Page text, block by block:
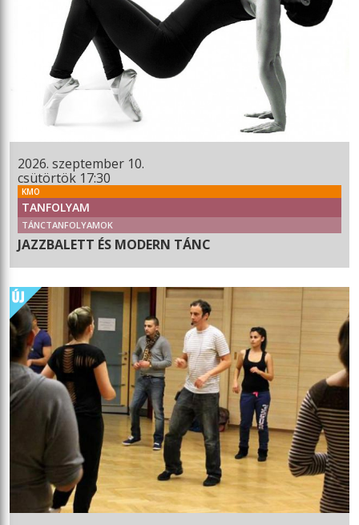
2026. szeptember 10.
csütörtök 17:30
KMO
TANFOLYAM
TÁNCTANFOLYAMOK
JAZZBALETT ÉS MODERN TÁNC